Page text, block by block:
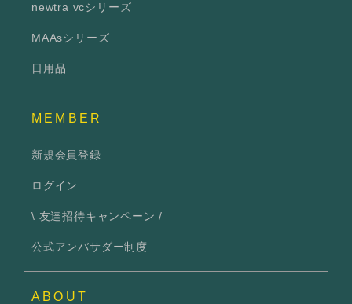
newtra vcシリーズ
MAAsシリーズ
日用品
MEMBER
新規会員登録
ログイン
\ 友達招待キャンペーン /
公式アンバサダー制度
ABOUT